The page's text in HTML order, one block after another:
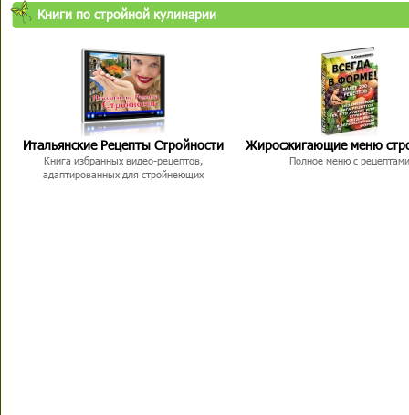
Книги по стройной кулинарии
Итальянские Рецепты Стройности
Книга избранных видео-рецептов,
адаптированных для стройнеющих
Жиросжигающие меню
Полное меню с рецептами